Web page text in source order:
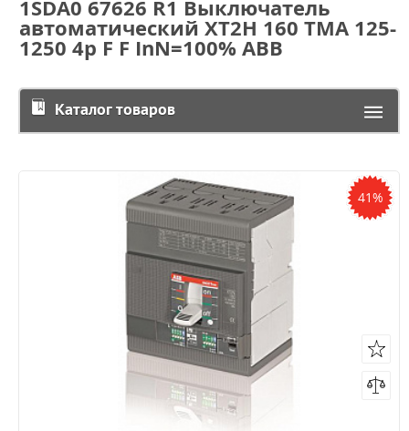
1SDA0 67626 R1 Выключатель
автоматический XT2H 160 TMA 125-
1250 4p F F InN=100% ABB
Каталог товаров
41%